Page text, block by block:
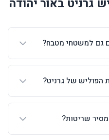
גרניט באור יהודה
גם למשטחי מטבח?
של גרניט?
שריטות?